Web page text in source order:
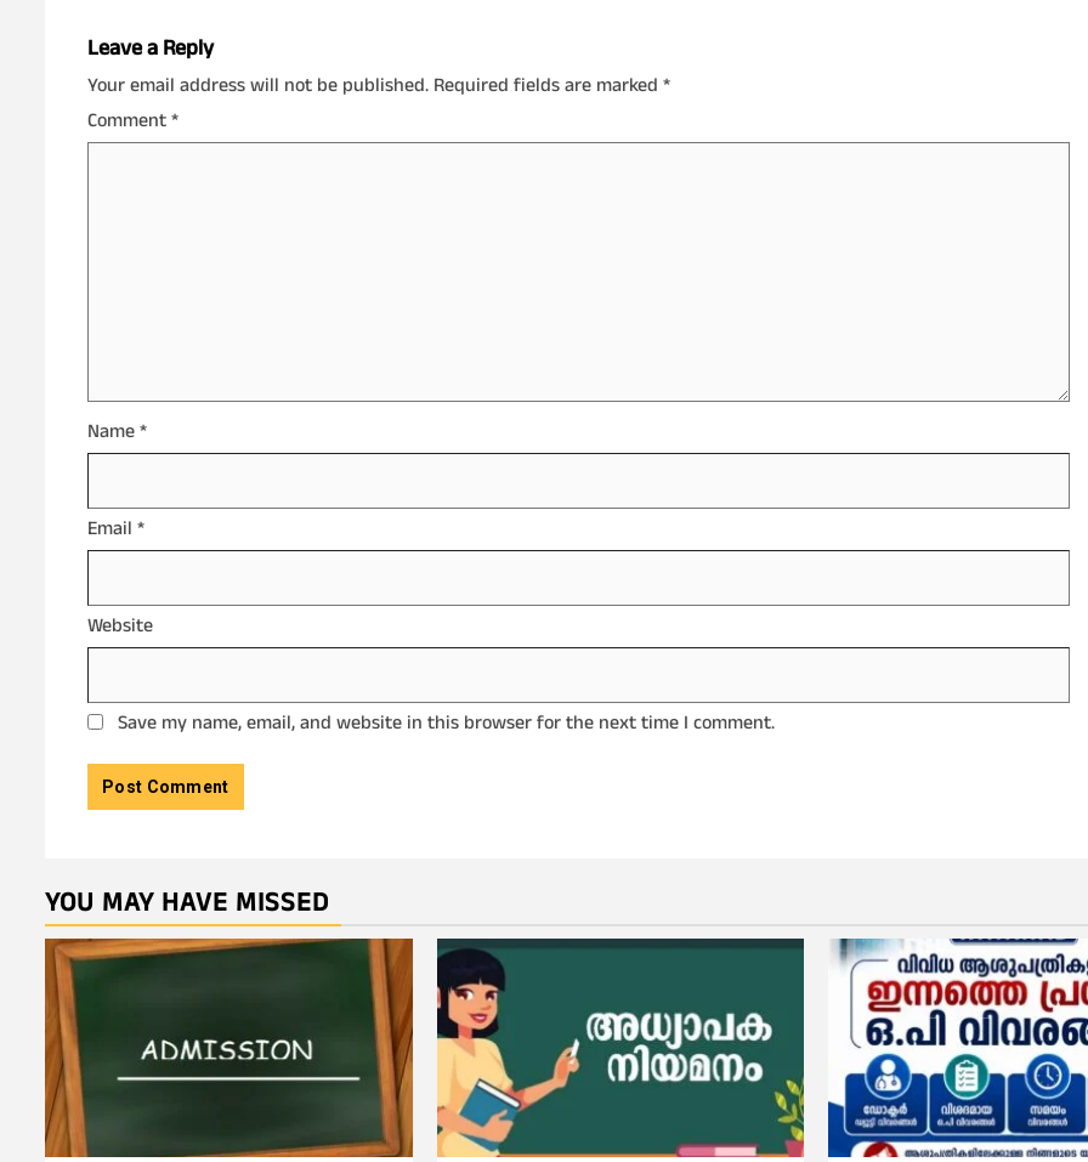
Leave a Reply
Your email address will not be published. Required fields are marked *
Comment*
Name*
Email *
Website
Save my name, email, and website in this browser for the next time I comment.
YOU MAY HAVE MISSED